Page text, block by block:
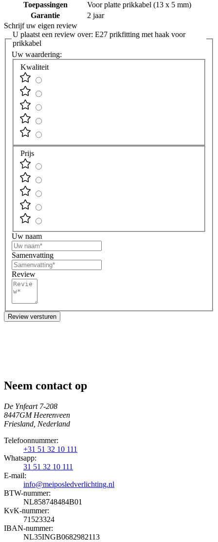
Toepassingen
Voor platte prikkabel (13 x 5 mm)
Garantie
2 jaar
Schrijf uw eigen review
U plaatst een review over: E27 prikfitting met haak voor
prikkabel
Uw waardering:
Kwaliteit
Prijs
Uw naam
Samenvatting
Review
Review versturen
Neem contact op
De Ynfeart 7-208
8447GM Heerenveen
Friesland, Nederland
Telefoonnummer:
+31 51 32 10 111
Whatsapp:
31 51 32 10 111
E-mail:
info@meiposledverlichting.nl
BTW-nummer:
NL858748484B01
KvK-nummer:
71523324
IBAN-nummer:
NL35INGB0682982113